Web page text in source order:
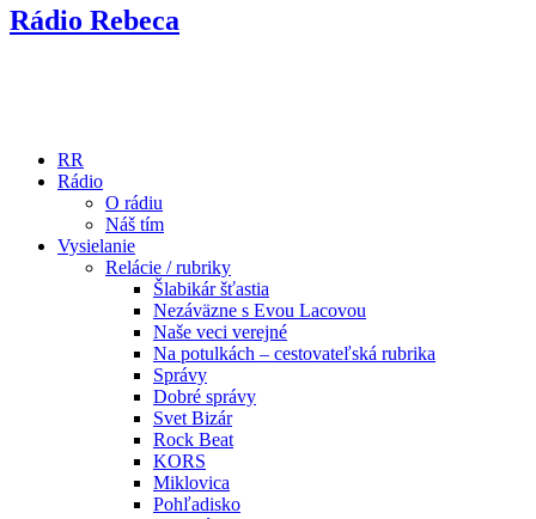
Rádio Rebeca
RR
Rádio
O rádiu
Náš tím
Vysielanie
Relácie / rubriky
Šlabikár šťastia
Nezáväzne s Evou Lacovou
Naše veci verejné
Na potulkách – cestovateľská rubrika
Správy
Dobré správy
Svet Bizár
Rock Beat
KORS
Miklovica
Pohľadisko